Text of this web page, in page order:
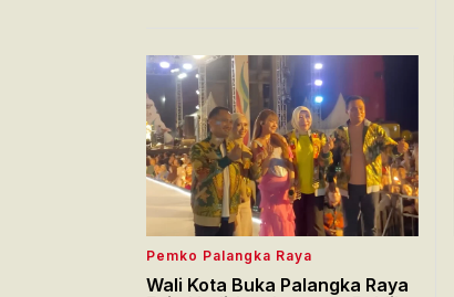
Pemko Palangka Raya
Wali Kota Buka Palangka Raya